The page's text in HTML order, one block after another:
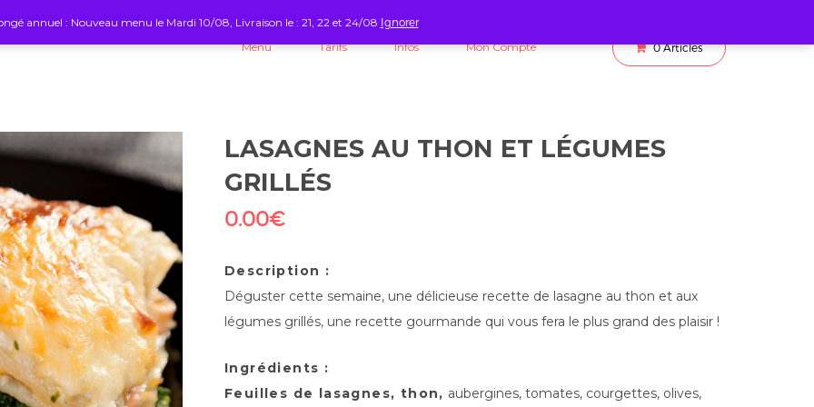
Menu Tarifs Infos Mon Compte 0 Articles
LASAGNES AU THON ET LÉGUMES
GRILLÉS
0.00€
Description :
Déguster cette semaine, une délicieuse recette de lasagne au thon et aux
légumes grillés, une recette gourmande qui vous fera le plus grand des plaisir !
Ingrédients :
Feuilles de lasagnes, thon, aubergines, tomates, courgettes, olives,
annuel : Nouveau menu le Mardi 10/08, Livraison le : 21, 22 et 24/08 Ignorer